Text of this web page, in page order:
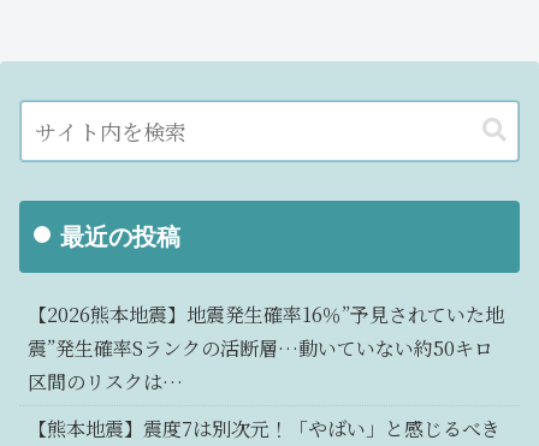
最近の投稿
【2026熊本地震】地震発生確率16％”予見されていた地
震”発生確率Sランクの活断層…動いていない約50キロ
区間のリスクは…
【熊本地震】震度7は別次元！「やばい」と感じるべき